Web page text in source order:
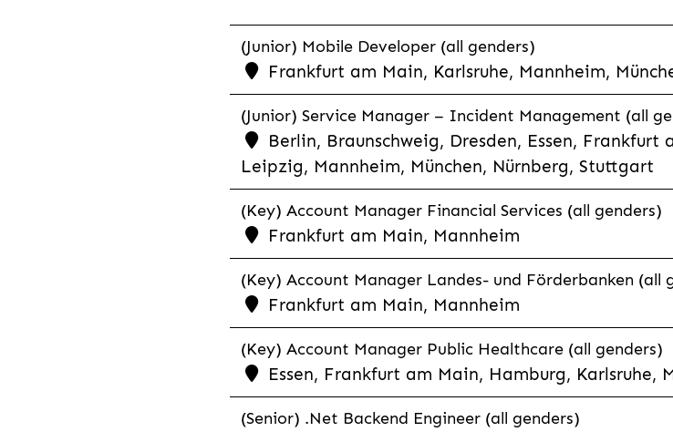
(Junior) Mobile Developer (all genders)
Frankfurt am Main, Karlsruhe, Mannheim,
(Junior) Service Manager – Incident Management (all
Berlin, Braunschweig, Dresden, Essen, Frankfurt
Leipzig, Mannheim, München, Nürnberg, Stuttgart
(Key) Account Manager Financial Services (all genders)
Frankfurt am Main, Mannheim
(Key) Account Manager Landes- und Förderbanken (all
Frankfurt am Main, Mannheim
(Key) Account Manager Public Healthcare (all genders)
Essen, Frankfurt am Main, Hamburg, Karlsruhe,
(Senior) .Net Backend Engineer (all genders)